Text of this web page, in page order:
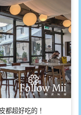
都超好吃的！